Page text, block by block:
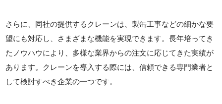
さらに、同社の提供するクレーンは、製缶工事などの細かな要
望にも対応し、さまざまな機能を実現できます。長年培ってき
たノウハウにより、多様な業界からの注文に応じてきた実績が
あります。クレーンを導入する際には、信頼できる専門業者と
して検討すべき企業の一つです。